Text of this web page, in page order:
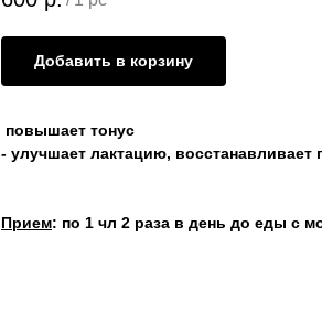
Добавить в корзину
повышает тонус
- улучшает лактацию, восстанавливает
Прием: по 1 чл 2 раза в день до еды с